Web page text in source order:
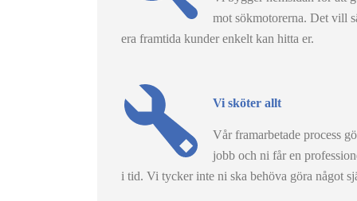
mot sökmotorerna. Det vill
era framtida kunder enkelt kan hitta er.
Vi sköter allt
Vår framarbetade process
jobb och ni får en
i tid. Vi tycker inte ni ska behöva göra något